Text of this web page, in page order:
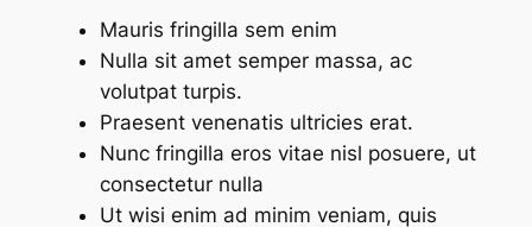
Mauris fringilla sem enim
Nulla sit amet semper massa, ac
volutpat turpis.
Praesent venenatis ultricies erat.
Nunc fringilla eros vitae nisl posuere, ut
consectetur nulla
Ut wisi enim ad minim veniam, quis